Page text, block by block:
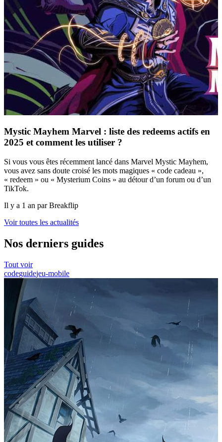
Mystic Mayhem Marvel : liste des redeems actifs en
2025 et comment les utiliser ?
Si vous vous êtes récemment lancé dans Marvel Mystic Mayhem,
vous avez sans doute croisé les mots magiques « code cadeau »,
« redeem » ou « Mysterium Coins » au détour d’un forum ou d’un
TikTok.
Il y a 1 an par Breakflip
Voir toutes les actualités
Nos derniers guides
Tout voir
codeguidejeu-mobile